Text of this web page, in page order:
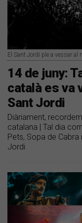
El Sant Jordi ple a vessar
14 de juny:
català es va
Sant Jordi
Diàriament,
catalana | Tal dia
Pets, Sopa de
Jordi